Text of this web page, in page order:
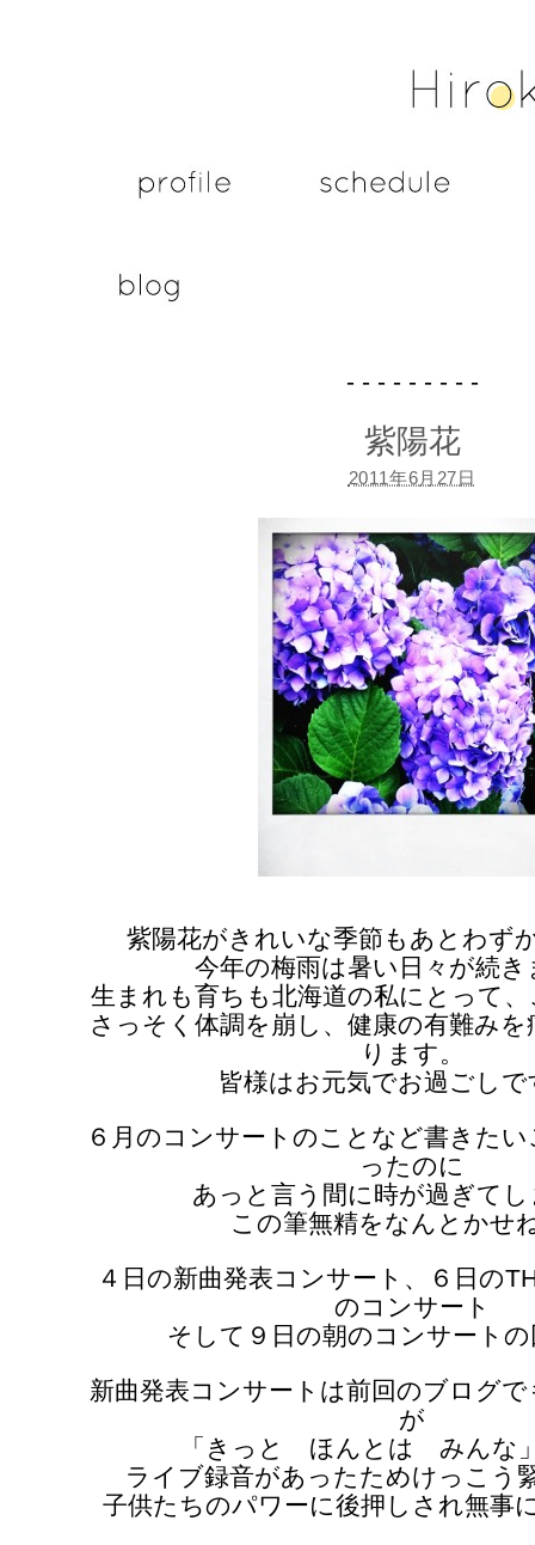
- - - - - - - - -
紫陽花
2011年6月27日
紫陽花がきれいな季節もあとわず
今年の梅雨は暑い日々が続き
生まれも育ちも北海道の私にとって
さっそく体調を崩し、健康の有難み
ります。
皆様はお元気でお過ごしで
６月のコンサートのことなど書きた
ったのに
あっと言う間に時が過ぎて
この筆無精をなんとかせ
４日の新曲発表コンサート、６日の
のコンサート
そして９日の朝のコンサート
新曲発表コンサートは前回のブログ
が
「きっと ほんとは みんな
ライブ録音があったためけっこう
子供たちのパワーに後押しされ無事